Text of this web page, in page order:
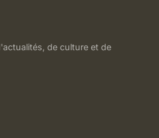
de culture et de